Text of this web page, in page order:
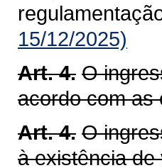
15/12/2025)
Art. 4. O
acordo com as
Art. 4. O
à existência